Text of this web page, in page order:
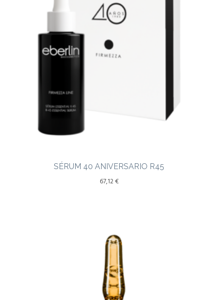
SÉRUM 40 ANIVERSARIO R45
67,12€